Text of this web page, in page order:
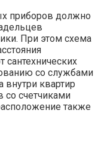
приборов должно
При этом схема
сантехнических
со службами
внутри квартир
счетчиками
также